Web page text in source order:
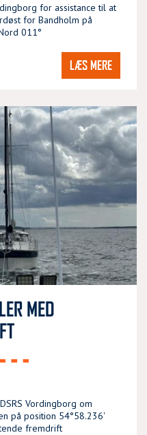
for assistance til at
for Bandholm på
011°
LÆS MERE
MED
Vordingborg om
på position 54°58.236'
fremdrift